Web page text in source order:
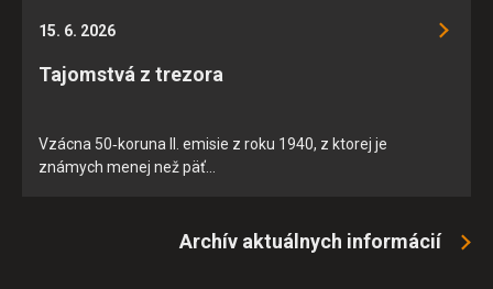
15. 6. 2026
Tajomstvá z trezora
Vzácna 50‑koruna II. emisie z roku 1940, z ktorej je
známych menej než päť…
Archív aktuálnych informácií